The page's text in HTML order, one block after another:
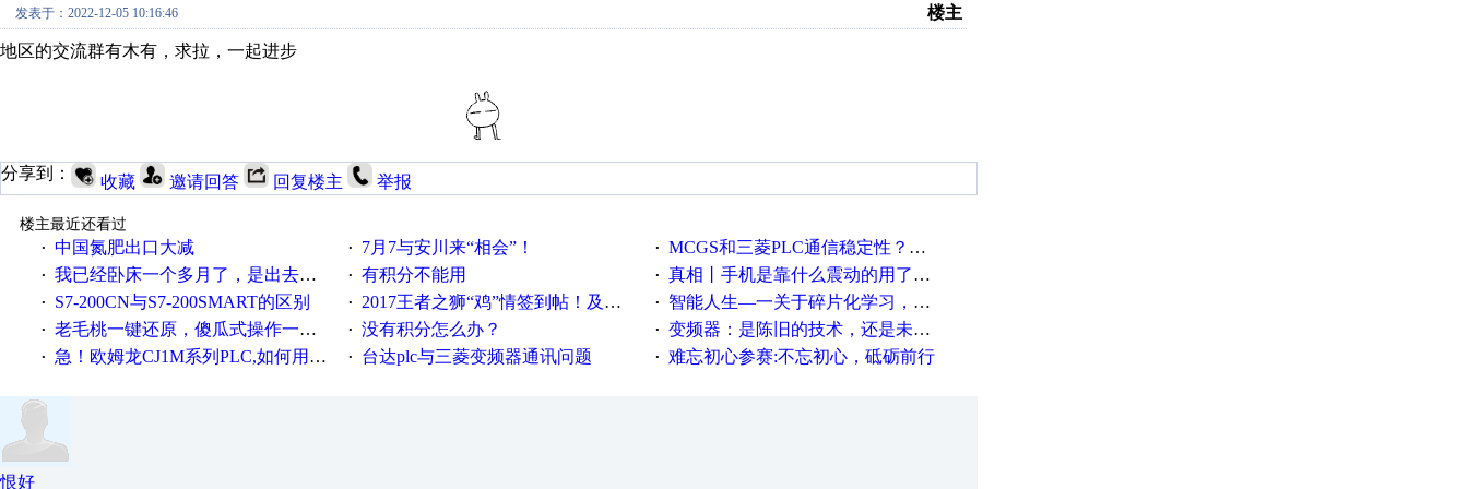
发表于：2022-12-05 10:16:46 楼主
地区的交流群有木有，求拉，一起进步
分享到： 收藏 邀请回答 回复楼主 举报
楼主最近还看过
· 中国氮肥出口大减 · 7月7与安川来“相会”！ · MCGS和三菱PLC通信稳定性？？？
· 我已经卧床一个多月了，是出去安装机械手在高速遭遇车祸所致:大家工作都要特别注意啊 · 有积分不能用 · 真相丨手机是靠什么震动的用了这么多年才知道！
· S7-200CN与S7-200SMART的区别 · 2017王者之狮“鸡”情签到帖！及时更新在线研讨会预告 · 智能人生—一关于碎片化学习，看这一篇就够了！
· 老毛桃一键还原，傻瓜式操作一键轻松备份还原；程序为向导式安装，一键即可实现自动备份或还原系统。 · 没有积分怎么办？ · 变频器：是陈旧的技术，还是未来的幕后英雄？
· 急！欧姆龙CJ1M系列PLC,如何用时间控制变频器。要求时间在组态王中可以自由输入！拜托各位大神了！ · 台达plc与三菱变频器通讯问题 · 难忘初心参赛:不忘初心，砥砺前行
恨好